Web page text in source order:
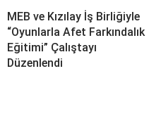
MEB ve Kızılay İş Birliğiyle
“Oyunlarla Afet Farkındalık
Eğitimi” Çalıştayı
Düzenlendi